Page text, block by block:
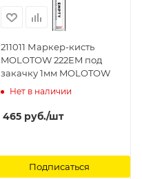
211011 Маркер-кисть
MOLOTOW 222EM под
закачку 1мм MOLOTOW
Нет в наличии
465 руб./шт
Подписаться